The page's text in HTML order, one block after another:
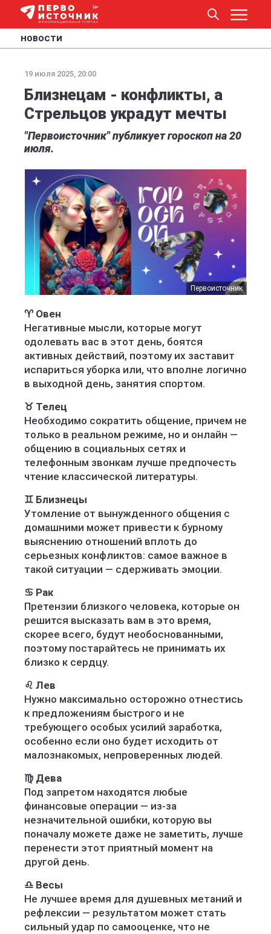
НОВОСТИ
19 июля 2025, 20:00
Близнецам - конфликты, а
Стрельцов украдут мечты
"Первоисточник" публикует гороскоп на 20
июля.
Первоисточник
♈️ Овен
Негативные мысли, которые могут
одолевать вас в этот день, боятся
активных действий, поэтому их заставит
испариться уборка или, что вполне логично
в выходной день, занятия спортом.
♉️ Телец
Необходимо сократить общение, причем не
только в реальном режиме, но и онлайн —
общению в социальных сетях и
телефонным звонкам лучше предпочесть
чтение классической литературы.
♊️ Близнецы
Утомление от вынужденного общения с
домашними может привести к бурному
выяснению отношений вплоть до
серьезных конфликтов: самое важное в
такой ситуации — сдерживать эмоции.
♋️ Рак
Претензии близкого человека, которые он
решится высказать вам в это время,
скорее всего, будут необоснованными,
поэтому постарайтесь не принимать их
близко к сердцу.
♌️ Лев
Нужно максимально осторожно отнестись
к предложениям быстрого и не
требующего особых усилий заработка,
особенно если оно будет исходить от
малознакомых, непроверенных людей.
♍️ Дева
Под запретом находятся любые
финансовые операции — из-за
незначительной ошибки, которую вы
поначалу можете даже не заметить, лучше
перенести этот приятный момент на
другой день.
♎️ Весы
Не лучшее время для душевных метаний и
рефлексии — результатом может стать
сильный удар по самооценке, что не